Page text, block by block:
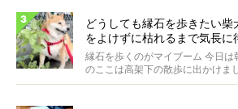
どうしても縁石を歩きたい
をよけずに枯れるまで気長に
画】
縁石を歩くのがマイブーム 今日は
のここは高架下の散歩に出かけま